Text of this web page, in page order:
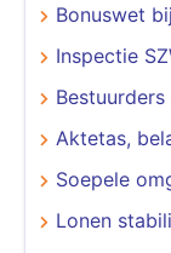
Bonuswet
Inspectie
Aktetas,
Soepele
Lonen